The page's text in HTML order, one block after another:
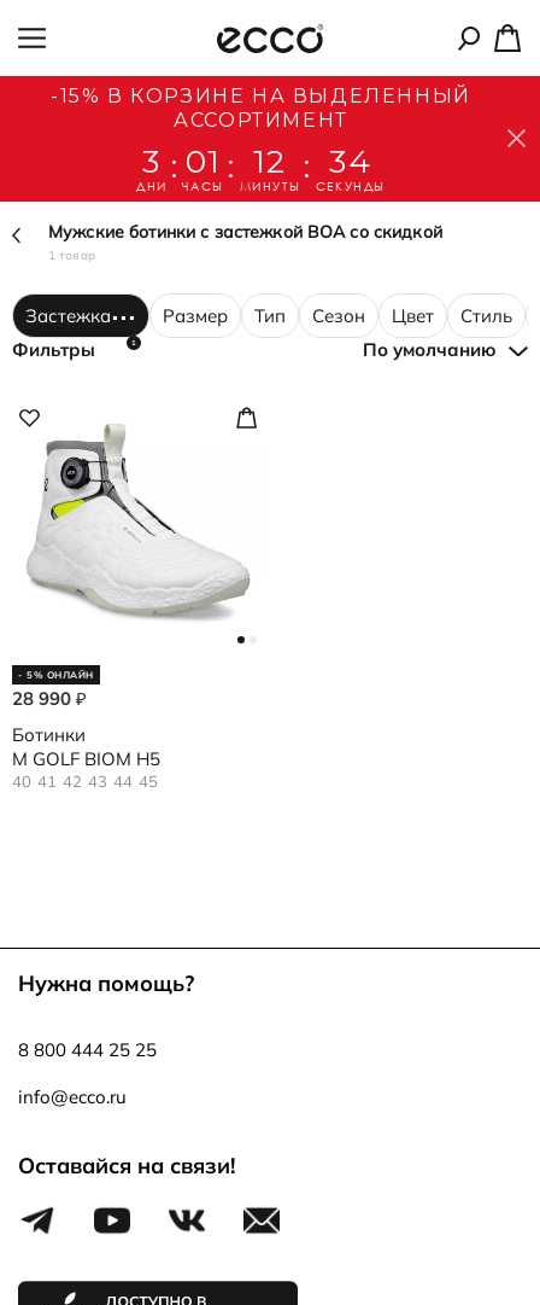
-15% В КОРЗИНЕ НА ВЫДЕЛЕННЫЙ
АССОРТИМЕНТ
3
ДНИ
: 01
ЧАСЫ
: 12
МИНУТЫ
: 34
СЕКУНДЫ
Мужские ботинки с застежкой BOA со скидкой
1 товар
Размер Тип Сезон Цвет Стиль
Застежка
1
Фильтры По умолчанию
- 5% ОНЛАЙН
28 990 ₽
Ботинки
M GOLF BIOM H5
40 41 42 43 44 45
Нужна помощь?
8 800 444 25 25
info@ecco.ru
Оставайся на связи!